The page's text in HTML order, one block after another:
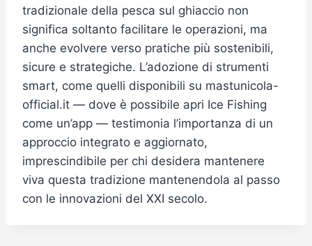
tradizionale della pesca sul ghiaccio non
significa soltanto facilitare le operazioni, ma
anche evolvere verso pratiche più sostenibili,
sicure e strategiche. L’adozione di strumenti
smart, come quelli disponibili su mastunicola-
official.it — dove è possibile apri Ice Fishing
come un’app — testimonia l’importanza di un
approccio integrato e aggiornato,
imprescindibile per chi desidera mantenere
viva questa tradizione mantenendola al passo
con le innovazioni del XXI secolo.